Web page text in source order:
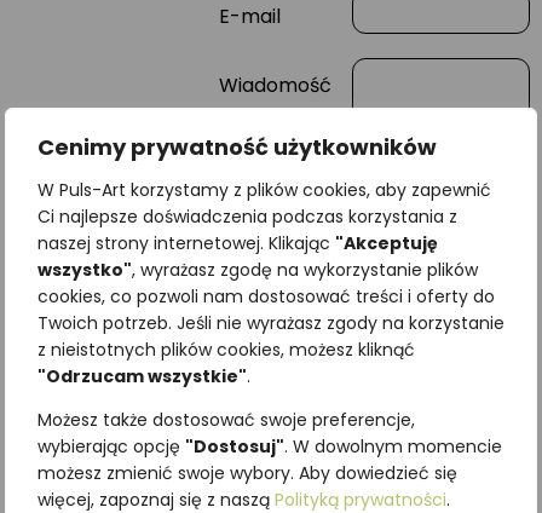
Cenimy prywatność użytkowników
W Puls-Art korzystamy z plików cookies, aby zapewnić
Ci najlepsze doświadczenia podczas korzystania z
naszej strony internetowej. Klikając "Akceptuję
wszystko", wyrażasz zgodę na wykorzystanie plików
cookies, co pozwoli nam dostosować treści i oferty do
Twoich potrzeb. Jeśli nie wyrażasz zgody na korzystanie
z nieistotnych plików cookies, możesz kliknąć
"Odrzucam wszystkie".
Możesz także dostosować swoje preferencje,
wybierając opcję "Dostosuj". W dowolnym momencie
możesz zmienić swoje wybory. Aby dowiedzieć się
więcej, zapoznaj się z naszą Polityką prywatności.
E-mail
Wiadomość
Najniższa cena z ostatnich 30
SKU:Brak danych
Kategorie:ILUSTRACJE,Ptaki,
Wodne